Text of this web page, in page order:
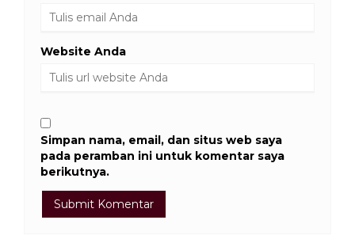
Website Anda
Simpan nama, email, dan situs web saya
pada peramban ini untuk komentar saya
berikutnya.